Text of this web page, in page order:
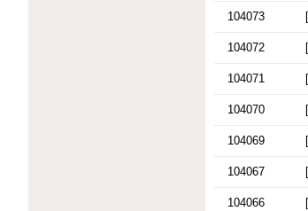
104073
104072
104071
104070
104069
104067
104066